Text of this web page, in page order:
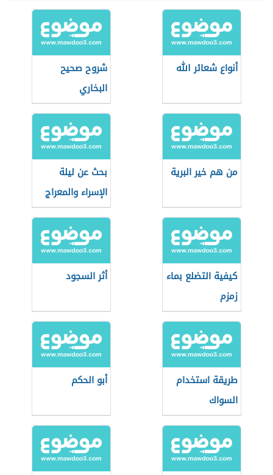
أنواع شعائر الله
شروح صحيح
البخاري
من هم خير البرية
بحث عن ليلة
الإسراء والمعراج
كيفية التضلع بماء
زمزم
أثر السجود
طريقة استخدام
السواك
أبو الحكم